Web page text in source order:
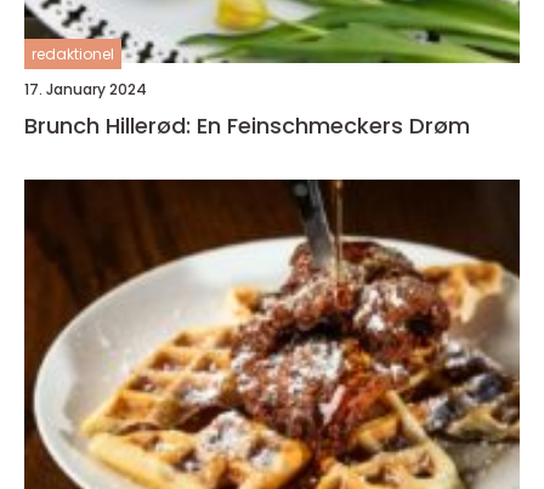
redaktionel
17. January 2024
Brunch Hillerød: En Feinschmeckers Drøm